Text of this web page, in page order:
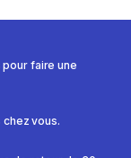
faire une
vous.